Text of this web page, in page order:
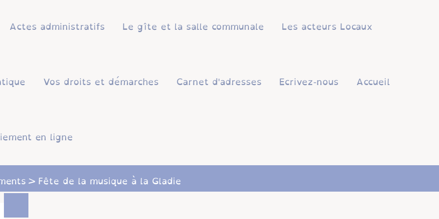
Actes administratifs Le gîte et la salle communale Les acteurs Locaux
Vos droits et démarches Carnet d'adresses Ecrivez-nous Accueil
en ligne
Fête de la musique à la Gladie